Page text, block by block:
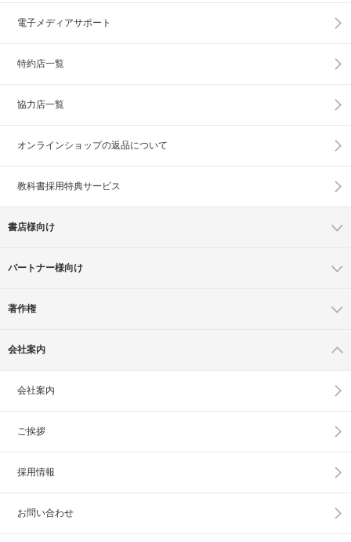
電子メディアサポート
特約店一覧
協力店一覧
オンラインショップの返品について
教科書採用特典サービス
書店様向け
パートナー様向け
著作権
会社案内
会社案内
ご挨拶
採用情報
お問い合わせ